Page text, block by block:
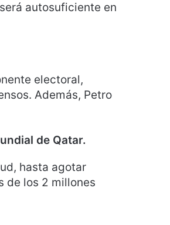
autosuficiente en
electoral,
Además, Petro
de Qatar.
hasta agotar
de los 2 millones